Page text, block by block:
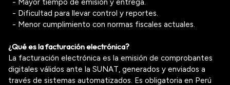
- Mayor tiempo de emisión y entrega.
- Dificultad para llevar control y reportes.
- Menor cumplimiento con normas fiscales actuales.
¿Qué es la facturación electrónica?
La facturación electrónica es la emisión de comprobantes
digitales válidos ante la SUNAT, generados y enviados a
través de sistemas automatizados. Es obligatoria en Perú